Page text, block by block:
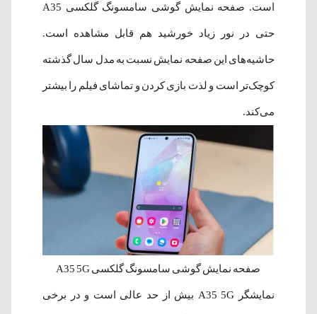
است. صفحه نمایش گوشی سامسونگ گلکسی A35
حتی در نور زیاد خورشید هم قابل مشاهده است.
حاشیه‌های این صفحه نمایش نسبت به مدل سال گذشته
کوچک‌تر است و لذت بازی کردن و تماشای فیلم را بیشتر
می‌کند.
صفحه نمایش گوشی سامسونگ گلکسی A35 5G
نمایشگر A35 5G بیش از حد عالی است و در برخی